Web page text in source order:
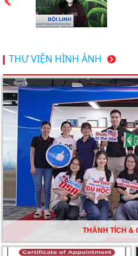
chương trình
bạn khám phá
Du học Mỹ năm
nền giáo dục
TƯ VẤN DU
CHẮC TỪ NEW
DU HỌC ÚC
ĐẦU CỦA DU
ĐỀU CÓ LÝ DO!!
CHẠM GIẤC MƠ
THƯ VIỆN HÌNH ẢNH
THÀNH TÍCH &